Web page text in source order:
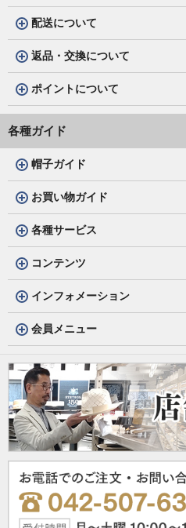
配送について
返品・交換について
ポイントについて
各種ガイド
帽子ガイド
お買い物ガイド
各種サービス
コンテンツ
インフォメーション
会員メニュー